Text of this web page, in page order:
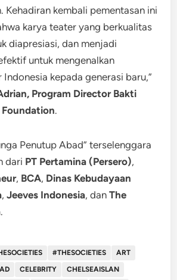
Kehadiran kembali pementasan ini
karya teater yang berkualitas
diapresiasi, dan menjadi
untuk mengenalkan
Indonesia kepada generasi baru,”
Program Director Bakti
.
Penutup Abad” terselenggara
dari PT Pertamina (Persero),
, ⁠ BCA, Dinas Kebudayaan
,Jeeves Indonesia, danThe
.
#THESOCIETIES
ART
CELEBRITY
CHELSEAISLAN